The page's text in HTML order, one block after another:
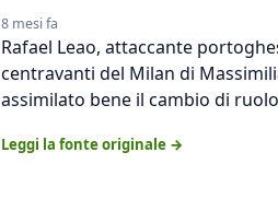
8 mesi fa
Rafael Leao, attaccante
centravanti del Milan di
assimilato bene il cambio di
Leggi la fonte originale →